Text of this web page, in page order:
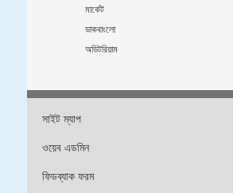
মার্কেট
ডাকবাংলো
অডিটরিয়াম
সাইট ম্যাপ
ওয়েব এডমিন
ফিডব্যাক ফরম